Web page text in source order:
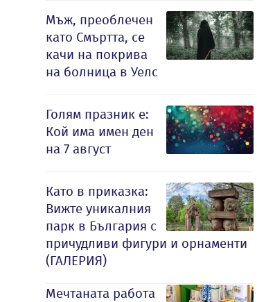
Мъж, преоблечен
като Смъртта, се
качи на покрива
на болница в Уелс
Голям празник е:
Кой има имен ден
на 7 август
Като в приказка:
Вижте уникалния
парк в България с
причудливи фигури и орнаменти
(ГАЛЕРИЯ)
Мечтаната работа